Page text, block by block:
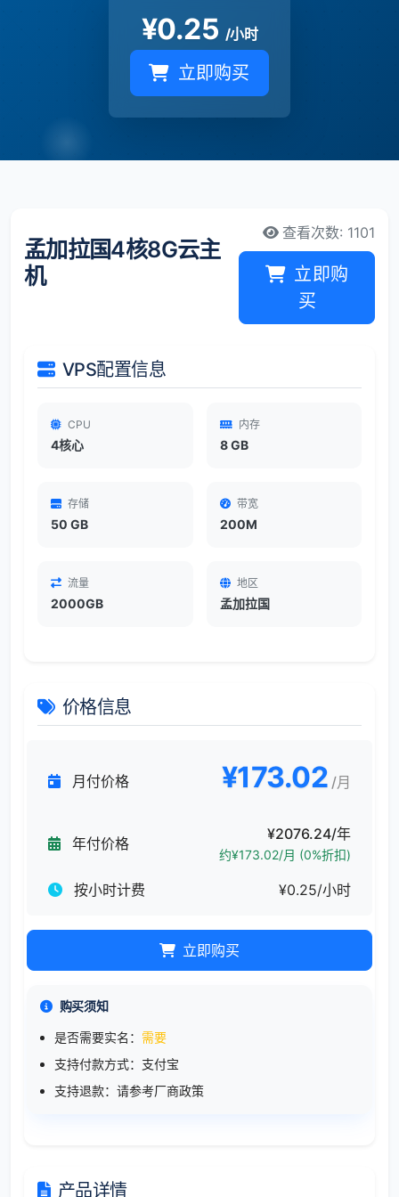
¥0.25 /小时
立即购买
孟加拉国4核8G云主
机
查看次数: 1101
立即购
买
VPS配置信息
CPU
4核心
内存
8 GB
存储
50 GB
带宽
200M
流量
2000GB
地区
孟加拉国
价格信息
月付价格 ¥173.02 /月
年付价格
¥2076.24/年
约¥173.02/月 (0%折扣)
按小时计费 ¥0.25/小时
立即购买
购买须知
是否需要实名： 需要
支持付款方式：支付宝
支持退款：请参考厂商政策
产品详情